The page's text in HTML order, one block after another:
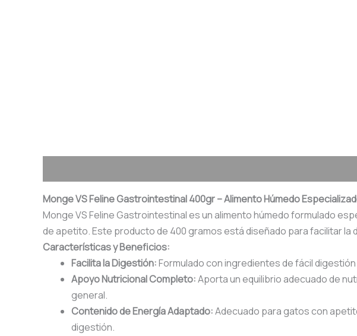
Monge VS Feline Gastrointestinal 400gr – Alimento Húmedo
Monge VS Feline Gastrointestinal es un alimento húmedo formulado
de apetito. Este producto de 400 gramos está diseñado para facilitar
Características y Beneficios:
Facilita la Digestión:Formulado con ingredientes de fácil
Apoyo Nutricional Completo:Aporta un equilibrio adecuado de
general.
Contenido de Energía Adaptado:Adecuado para gatos con
digestión.